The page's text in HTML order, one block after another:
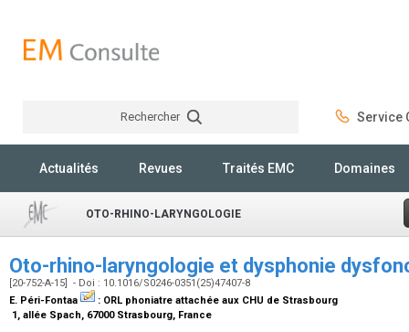
Rechercher Service
Actualités Revues Traités EMC Domaines
OTO-RHINO-LARYNGOLOGIE
Oto-rhino-laryngologie et dysphonie
[20-752-A-15] - Doi : 10.1016/S0246-0351(25)47407-8
E. Péri-Fontaa
: ORL phoniatre attachée aux CHU de Strasbourg
1, allée Spach, 67000 Strasbourg, France